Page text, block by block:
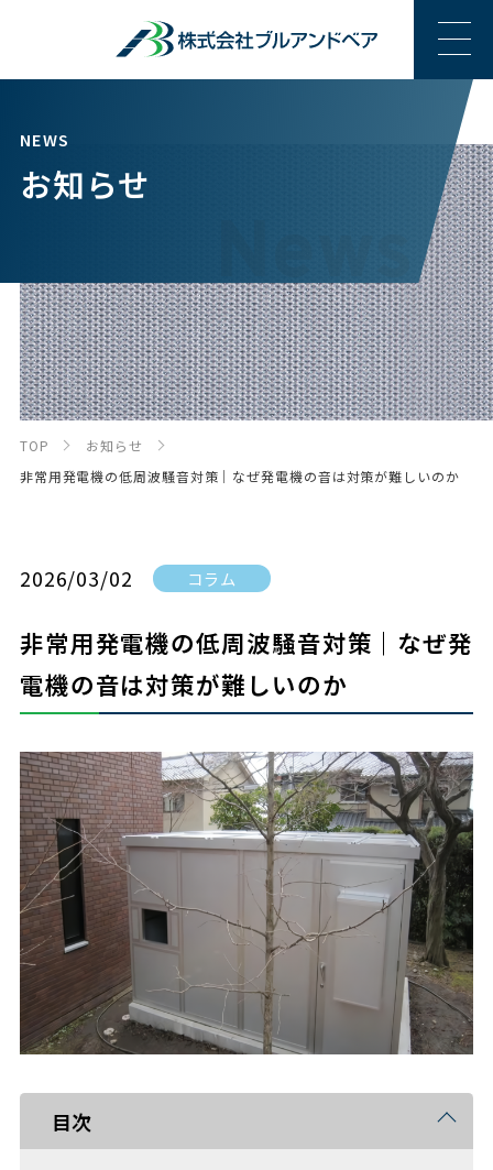
NEWS
お知らせ
TOP
お知らせ
非常用発電機の低周波騒音対策｜なぜ発電機の音は対策が難しいのか
2026/03/02 コラム
非常用発電機の低周波騒音対策｜なぜ発
電機の音は対策が難しいのか
目次